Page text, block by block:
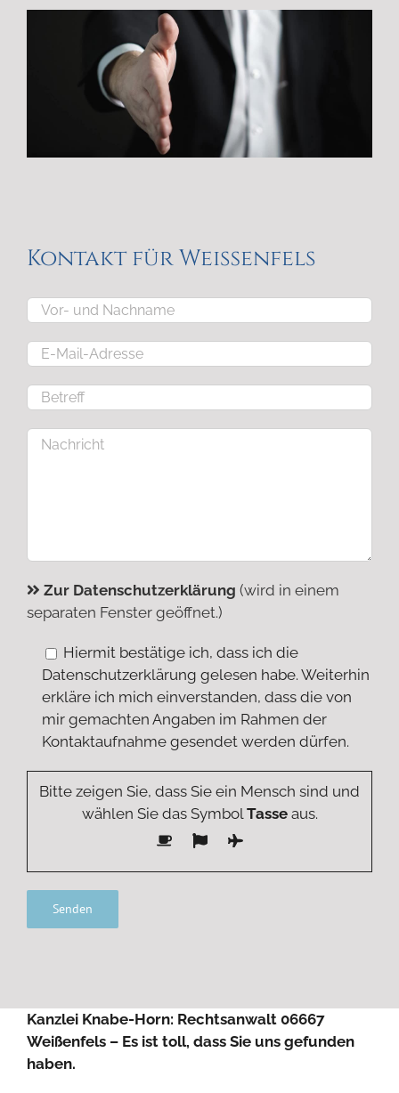
Kontakt für Weißenfels
Zur Datenschutzerklärung (wird in einem
separaten Fenster geöffnet.)
Hiermit bestätige ich, dass ich die
Datenschutzerklärung gelesen habe. Weiterhin
erkläre ich mich einverstanden, dass die von
mir gemachten Angaben im Rahmen der
Kontaktaufnahme gesendet werden dürfen.
Bitte zeigen Sie, dass Sie ein Mensch sind und
wählen Sie das Symbol Tasseaus.
Kanzlei Knabe-Horn: Rechtsanwalt 06667
Weißenfels – Es ist toll, dass Sie uns gefunden
haben.